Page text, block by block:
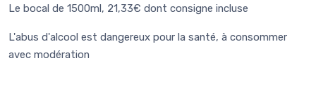
Le bocal de 1500ml, 21,33€ dont consigne incluse
L'abus d'alcool est dangereux pour la santé, à consommer
avec modération